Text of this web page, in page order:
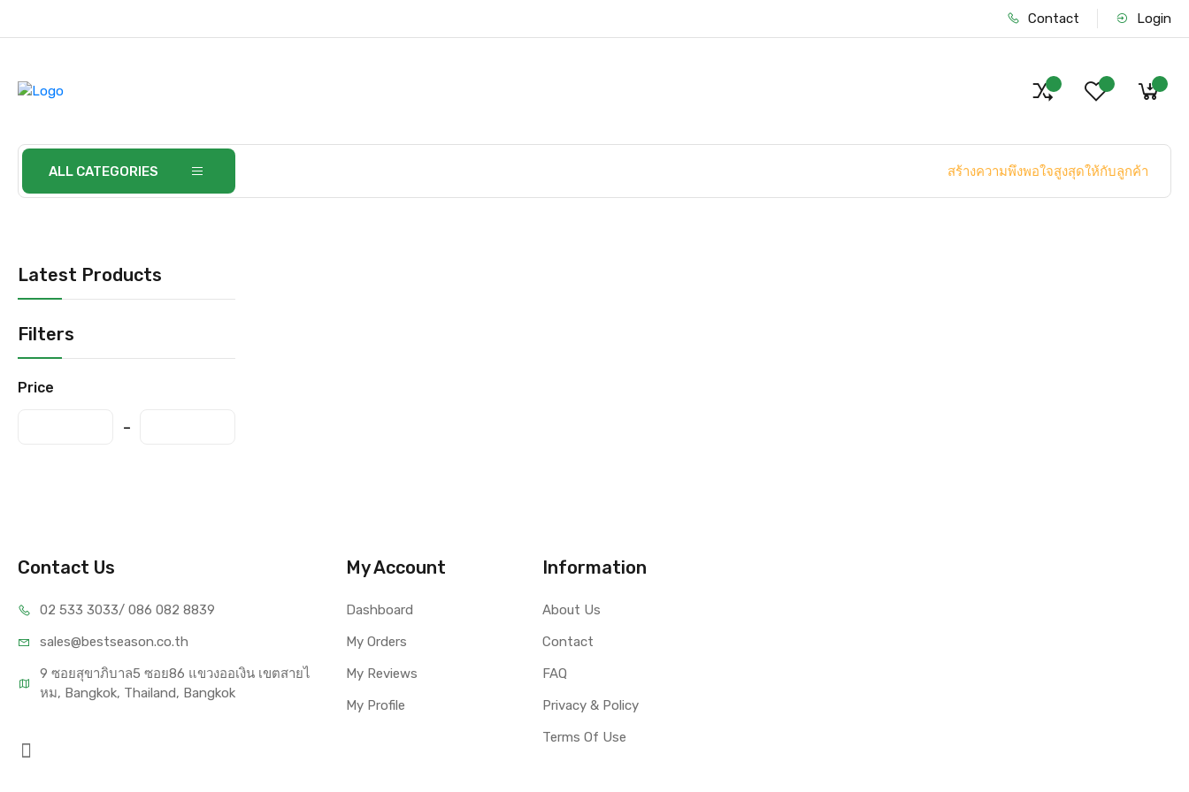
Contact Login
ALL CATEGORIES สร้างความพึงพอใจสูงสุดให้กับลูกค้า
Latest Products
Filters
Price
Contact Us
02 533 3033/ 086 082 8839
sales@bestseason.co.th
9 ซอยสุขาภิบาล5 ซอย86 แขวงออเงิน เขตสายไ
หม, Bangkok, Thailand, Bangkok
My Account
Dashboard
My Orders
My Reviews
My Profile
Information
About Us
Contact
FAQ
Privacy & Policy
Terms Of Use